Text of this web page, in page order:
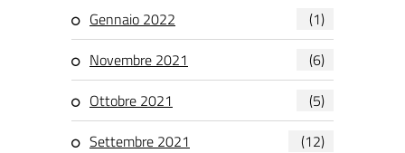
Gennaio 2022
(1)
Novembre 2021
(6)
Ottobre 2021
(5)
Settembre 2021
(12)